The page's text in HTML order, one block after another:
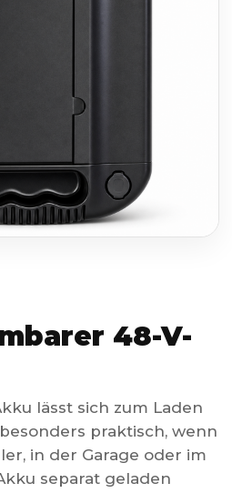
48-V-
lässt sich zum Laden
praktisch, wenn
in der Garage oder im
separat geladen